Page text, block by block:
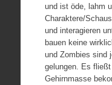
und ist öde, lahm
Charaktere/
und interagieren
bauen keine
und Zombies sind
gelungen. Es
Gehirnmasse